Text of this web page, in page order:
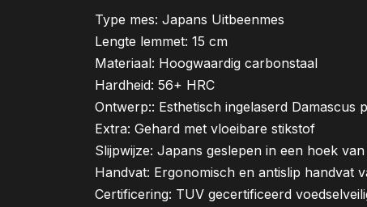
Type mes: Japans Uitbeenmes
Lengte lemmet: 15 cm
Materiaal: Hoogwaardig carbonstaal
Hardheid: 56+ HRC
Ontwerp:: Esthetisch ingelaserd Damascus
Extra: Gehard met vloeibare stikstof
Slijpwijze: Japans geslepen in een hoek
Handvat: Ergonomisch en antislip handvat
Certificering: TUV gecertificeerd